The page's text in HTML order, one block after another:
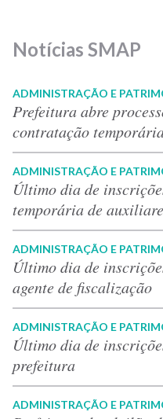
Notícias SMAP
ADMINISTRAÇÃO E
Prefeitura abre
contratação
ADMINISTRAÇÃO E
Último dia de
temporária de
ADMINISTRAÇÃO E
Último dia de
agente de fiscalização
ADMINISTRAÇÃO E
Último dia de
prefeitura
ADMINISTRAÇÃO E